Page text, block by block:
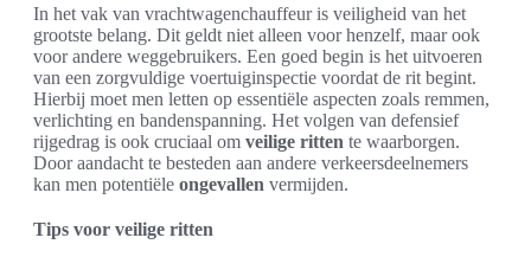
In het vak van vrachtwagenchauffeur is veiligheid van het
grootste belang. Dit geldt niet alleen voor henzelf, maar ook
voor andere weggebruikers. Een goed begin is het uitvoeren
van een zorgvuldige voertuiginspectie voordat de rit begint.
Hierbij moet men letten op essentiële aspecten zoals remmen,
verlichting en bandenspanning. Het volgen van defensief
rijgedrag is ook cruciaal om veilige ritten te waarborgen.
Door aandacht te besteden aan andere verkeersdeelnemers
kan men potentiële ongevallen vermijden.
Tips voor veilige ritten